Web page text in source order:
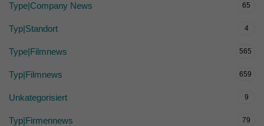
Type|Company News 65
Typ|Standort 4
Type|Filmnews 565
Typ|Filmnews 659
Unkategorisiert 9
Typ|Firmennews 79